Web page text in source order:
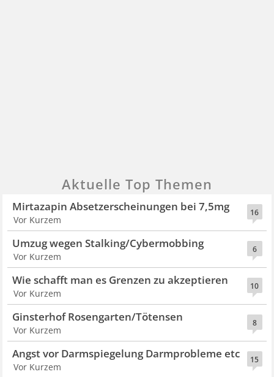
Aktuelle Top Themen
16
Mirtazapin Absetzerscheinungen bei 7,5mg
Vor Kurzem
6
Umzug wegen Stalking/Cybermobbing
Vor Kurzem
10
Wie schafft man es Grenzen zu akzeptieren
Vor Kurzem
8
Ginsterhof Rosengarten/Tötensen
Vor Kurzem
15
Angst vor Darmspiegelung Darmprobleme etc
Vor Kurzem